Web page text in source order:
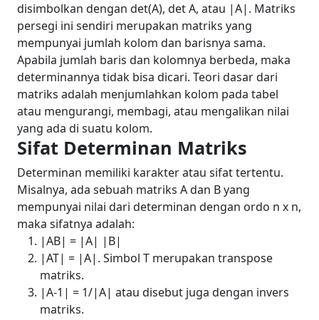
disimbolkan dengan det(A), det A, atau |A|. Matriks
persegi ini sendiri merupakan matriks yang
mempunyai jumlah kolom dan barisnya sama.
Apabila jumlah baris dan kolomnya berbeda, maka
determinannya tidak bisa dicari. Teori dasar dari
matriks adalah menjumlahkan kolom pada tabel
atau mengurangi, membagi, atau mengalikan nilai
yang ada di suatu kolom.
Sifat Determinan Matriks
Determinan memiliki karakter atau sifat tertentu.
Misalnya, ada sebuah matriks A dan B yang
mempunyai nilai dari determinan dengan ordo n x n,
maka sifatnya adalah:
|AB| = |A| |B|
|AT| = |A|. Simbol T merupakan transpose
matriks.
|A-1 | = 1/|A| atau disebut juga dengan invers
matriks.